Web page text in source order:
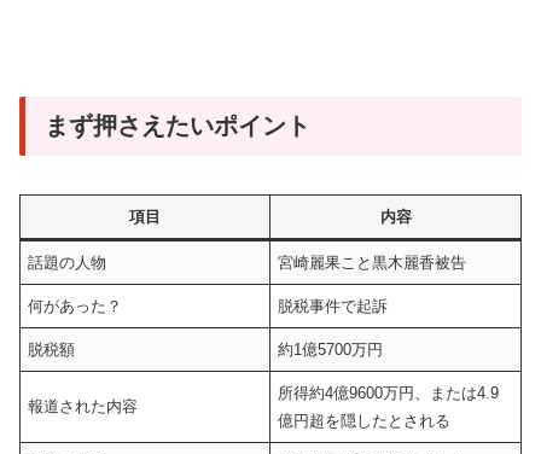
まず押さえたいポイント
項目 内容
話題の人物 宮崎麗果こと黒木麗香被告
何があった？ 脱税事件で起訴
脱税額 約1億5700万円
報道された内容
所得約4億9600万円、または4.9
億円超を隠したとされる